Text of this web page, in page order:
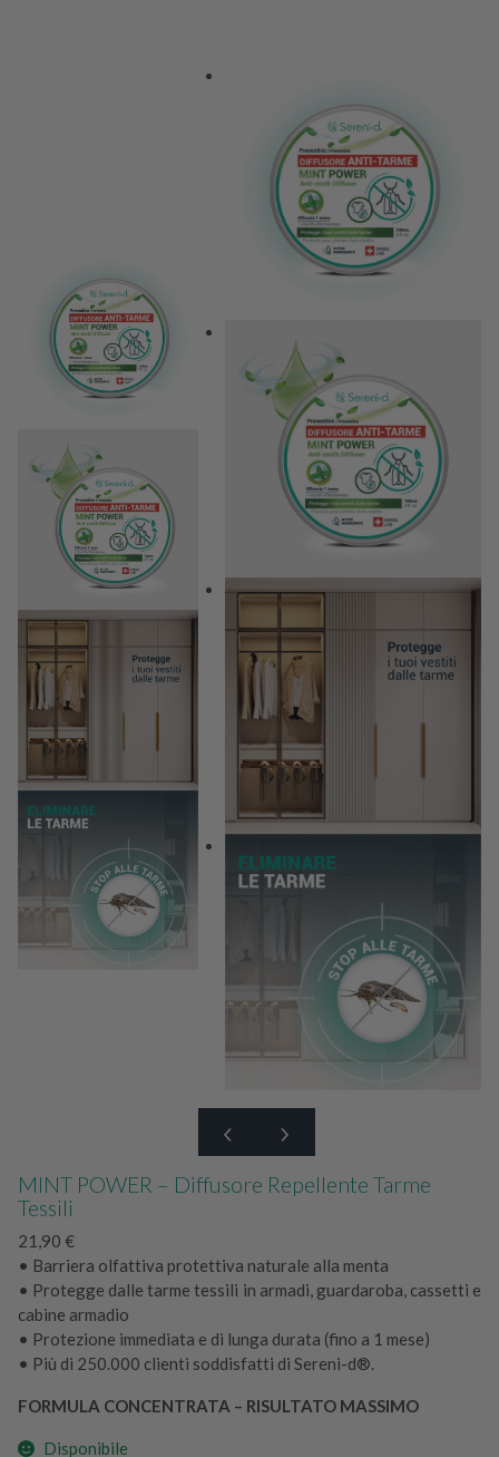
MINT POWER – Diffusore Repellente Tarme
Tessili
21,90 €
• Barriera olfattiva protettiva naturale alla menta
• Protegge dalle tarme tessili in armadi, guardaroba, cassetti e
cabine armadio
• Protezione immediata e di lunga durata (fino a 1 mese)
• Più di 250.000 clienti soddisfatti di Sereni-d®.
FORMULA CONCENTRATA – RISULTATO MASSIMO
Disponibile